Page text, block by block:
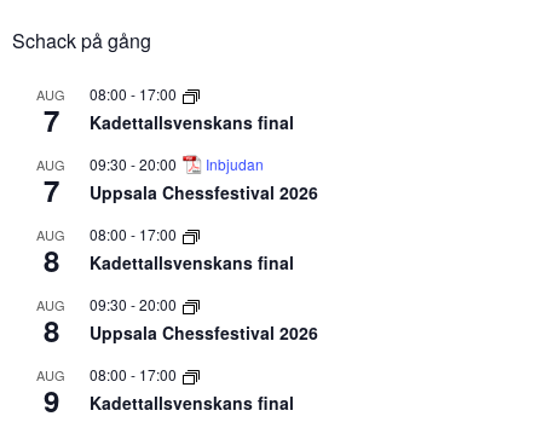
Schack på gång
AUG
7
08:00 - 17:00
Kadettallsvenskans final
AUG
7
09:30 -20:00 Inbjudan
Uppsala Chessfestival 2026
AUG
8
08:00 - 17:00
Kadettallsvenskans final
AUG
8
09:30 -20:00
Uppsala Chessfestival 2026
AUG
9
08:00 - 17:00
Kadettallsvenskans final